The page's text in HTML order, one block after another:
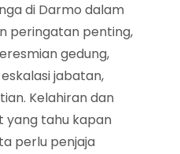
di Darmo dalam
peringatan penting,
gedung,
jabatan,
Kelahiran dan
tahu kapan
perlu penjaja